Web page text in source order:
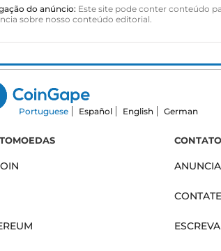
do anúncio: Este site pode conter conteúdo
sobre nosso conteúdo editorial.
Portuguese Español English German
CONTATO